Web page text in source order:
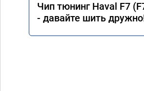
Чип тюнинг Haval F7
- давайте шить